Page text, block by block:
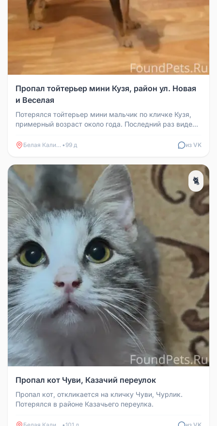
Пропал тойтерьер мини Кузя, район ул. Новая
и Веселая
Потерялся тойтерьер мини мальчик по кличке Кузя,
примерный возраст около года. Последний раз видели
Белая Калитва • 99 д из VK
🐈
Пропал кот Чуви, Казачий переулок
Пропал кот, откликается на кличку Чуви, Чурлик.
Потерялся в районе Казачьего переулка.